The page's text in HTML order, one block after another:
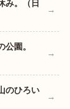
み。（日
園。
のひろい